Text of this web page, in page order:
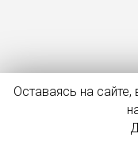
Оставаясь на